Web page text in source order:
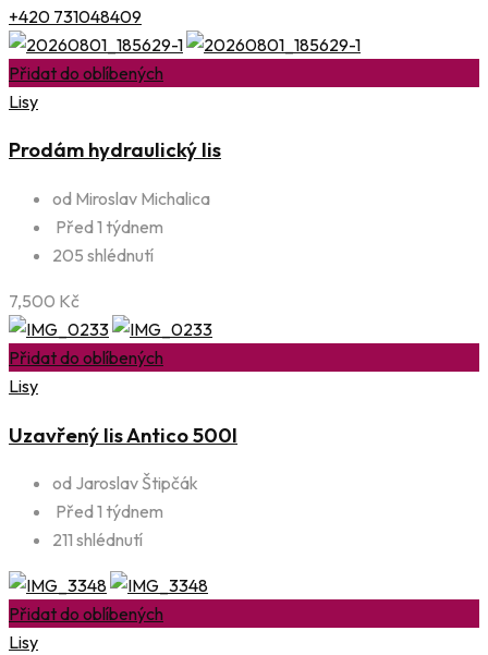
+420 731048409
Přidat do oblíbených
Lisy
Prodám hydraulický lis
od Miroslav Michalica
Před 1 týdnem
205 shlédnutí
7,500 Kč
Přidat do oblíbených
Lisy
Uzavřený lis Antico 500l
od Jaroslav Štipčák
Před 1 týdnem
211 shlédnutí
Přidat do oblíbených
Lisy